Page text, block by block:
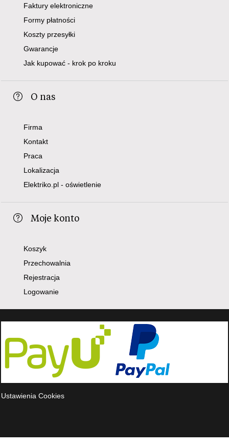
Faktury elektroniczne
Formy płatności
Koszty przesyłki
Gwarancje
Jak kupować - krok po kroku
O nas
Firma
Kontakt
Praca
Lokalizacja
Elektriko.pl - oświetlenie
Moje konto
Koszyk
Przechowalnia
Rejestracja
Logowanie
Ustawienia Cookies